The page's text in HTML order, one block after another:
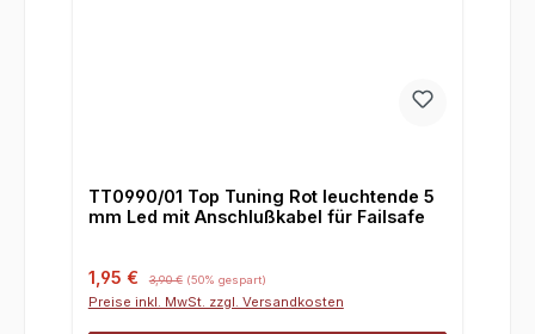
TT0990/01 Top Tuning Rot leuchtende 5
mm Led mit Anschlußkabel für Failsafe
Verkaufspreis:
1,95 € 3,90 € (50% gespart)
Preise inkl. MwSt. zzgl. Versandkosten